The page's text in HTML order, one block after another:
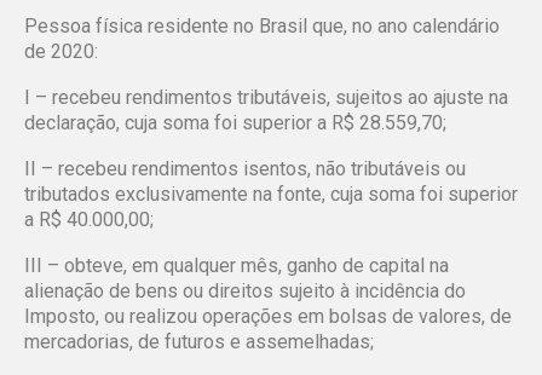
Pessoa física residente no Brasil que, no ano calendário
de 2020:
I – recebeu rendimentos tributáveis, sujeitos ao ajuste na
declaração, cuja soma foi superior a R$ 28.559,70;
II – recebeu rendimentos isentos, não tributáveis ou
tributados exclusivamente na fonte, cuja soma foi superior
a R$ 40.000,00;
III – obteve, em qualquer mês, ganho de capital na
alienação de bens ou direitos sujeito à incidência do
Imposto, ou realizou operações em bolsas de valores, de
mercadorias, de futuros e assemelhadas;